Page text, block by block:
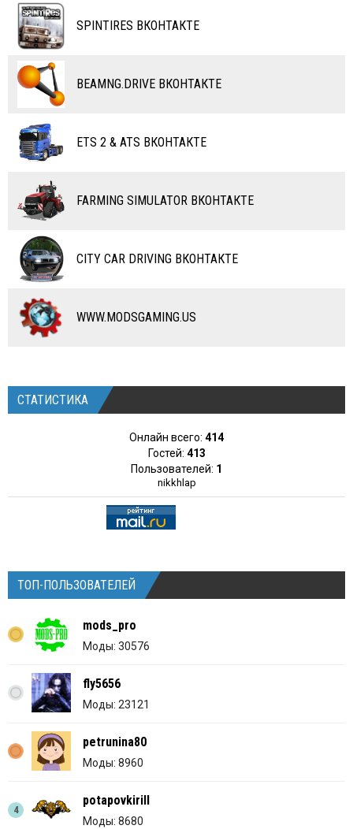
ВЕРТОЛЕТЫ
САМОЛЕТЫ
RC ТРАНСПОРТ
КАРТЫ
ЧИТЫ
ПРОГРАММЫ
SPINTIRES ВКОНТАКТЕ
BEAMNG.DRIVE ВКОНТАКТЕ
ETS 2 & ATS ВКОНТАКТЕ
FARMING SIMULATOR ВКОНТАКТЕ
CITY CAR DRIVING ВКОНТАКТЕ
WWW.MODSGAMING.US
СТАТИСТИКА
Онлайн всего: 414
Гостей: 413
Пользователей: 1
nikkhlap
ТОП-ПОЛЬЗОВАТЕЛЕЙ
mods_pro
Моды: 30576
fly5656
Моды: 23121
petrunina80
Моды: 8960
4
potapovkirill
Моды: 8680